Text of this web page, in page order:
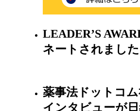
LEADER’S
ネートされました
薬事法ドットコ
インタビューが